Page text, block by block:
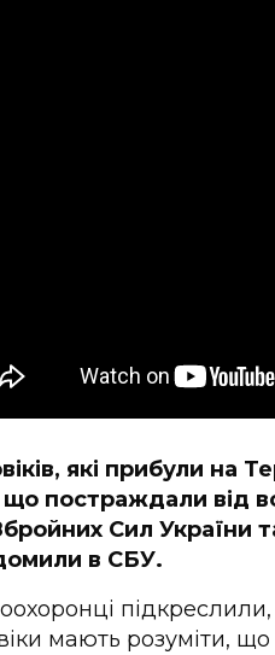
які прибули на
що постраждали від
Сил України
в СБУ.
мають розуміти, що